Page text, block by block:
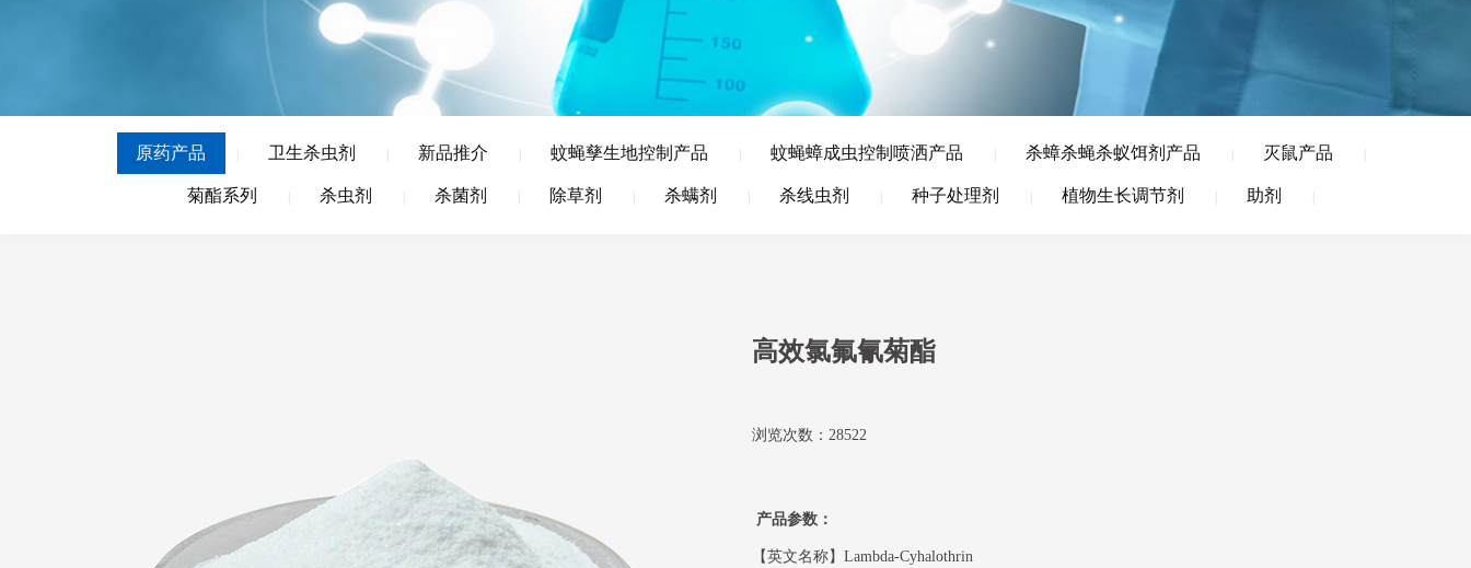
原药产品 卫生杀虫剂 新品推介 蚊蝇孳生地控制产品 蚊蝇蟑成虫控制喷洒产品 杀蟑杀蝇杀蚁饵剂产品 灭鼠产品
菊酯系列 杀虫剂 杀菌剂 除草剂 杀螨剂 杀线虫剂 种子处理剂 植物生长调节剂 助剂
高效氯氟氰菊酯
浏览次数：28522
产品参数：
【英文名称】Lambda-Cyhalothrin